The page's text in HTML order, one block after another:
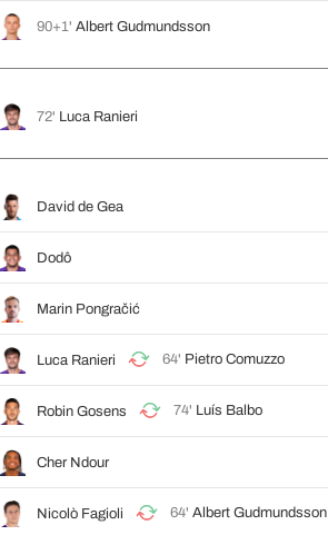
90+1' Albert Gudmundsson
72' Luca Ranieri
David de Gea
Dodô
Marin Pongračić
Luca Ranieri 64' Pietro Comuzzo
Robin Gosens 74' Luís Balbo
Cher Ndour
Nicolò Fagioli 64' Albert Gudmundsson